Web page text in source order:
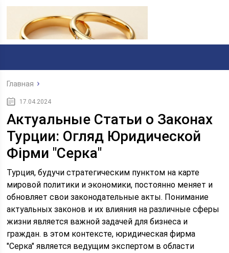
Главная
17.04.2024
Актуальные Статьи о Законах
Турции: Огляд Юридической
Фірми "Серка"
Турция, будучи стратегическим пунктом на карте
мировой политики и экономики, постоянно меняет и
обновляет свои законодательные акты. Понимание
актуальных законов и их влияния на различные сферы
жизни является важной задачей для бизнеса и
граждан. в этом контексте, юридическая фирма
"Серка" является ведущим экспертом в области